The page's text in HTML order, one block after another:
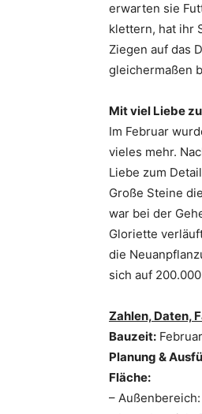
erwarten sie
klettern, hat ihr
Ziegen auf das
gleichermaßen
Mit viel Liebe
Im Februar
vieles mehr.
Liebe zum
Große Steine
war bei der
Gloriette
die
sich auf
Zahlen, Daten,
Bauzeit:
Planung &
Fläche:
–